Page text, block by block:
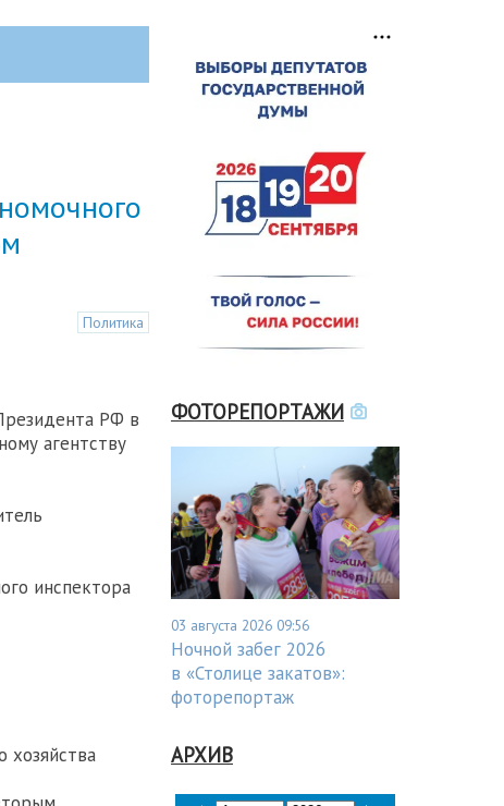
Политика
РФ в
агентству
инспектора
хозяйства
ФОТОРЕПОРТАЖИ
03 августа 2026 09:56
Ночной забег 2026
в «Столице закатов»:
фоторепортаж
АРХИВ